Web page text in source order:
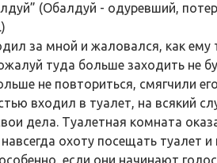
(Обалдуй - одуревший,
за мной и жаловался, как
туда больше заходить не
не повториться, смягчили
входил в туалет, на всякий
дела. Туалетная комната
охоту посещать туалет
если они начинают